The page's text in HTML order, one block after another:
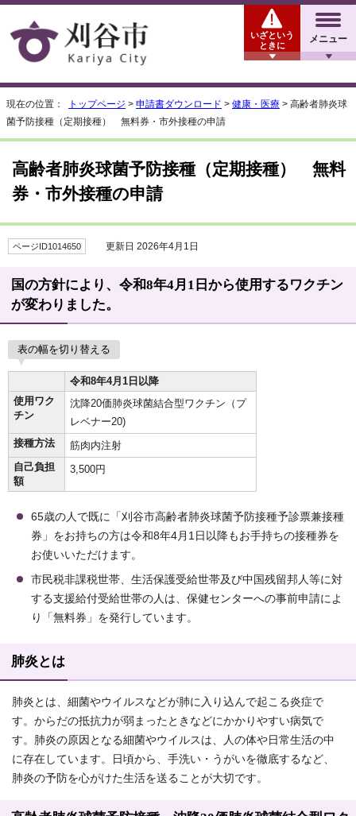
メニュー
いざという
ときに
現在の位置： トップページ > 申請書ダウンロード > 健康・医療 > 高齢者肺炎球
菌予防接種（定期接種） 無料券・市外接種の申請
高齢者肺炎球菌予防接種（定期接種） 無料
券・市外接種の申請
ページID1014650 更新日 2026年4月1日
国の方針により、令和8年4月1日から使用するワクチン
が変わりました。
表の幅を切り替える
令和8年4月1日以降
使用ワク
チン
沈降20価肺炎球菌結合型ワクチン（プ
レベナー20)
接種方法
筋肉内注射
自己負担
額
3,500円
65歳の人で既に「刈谷市高齢者肺炎球菌予防接種予診票兼接種
券」をお持ちの方は令和8年4月1日以降もお手持ちの接種券を
お使いいただけます。
市民税非課税世帯、生活保護受給世帯及び中国残留邦人等に対
する支援給付受給世帯の人は、保健センターへの事前申請によ
り「無料券」を発行しています。
肺炎とは
肺炎とは、細菌やウイルスなどが肺に入り込んで起こる炎症で
す。からだの抵抗力が弱まったときなどにかかりやすい病気で
す。肺炎の原因となる細菌やウイルスは、人の体や日常生活の中
に存在しています。日頃から、手洗い・うがいを徹底するなど、
肺炎の予防を心がけた生活を送ることが大切です。